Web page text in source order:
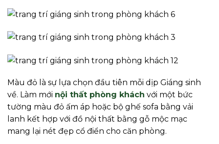
Màu đỏ là sự lựa chọn đầu tiên mỗi dịp Giáng sinh
về. Làm mới nội thất phòng khách với một bức
tường màu đỏ ấm áp hoặc bộ ghế sofa bằng vải
lanh kết hợp với đồ nội thất bằng gỗ mộc mạc
mang lại nét đẹp cổ điển cho căn phòng.